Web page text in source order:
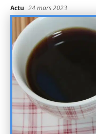
Actu 24 mars 2023